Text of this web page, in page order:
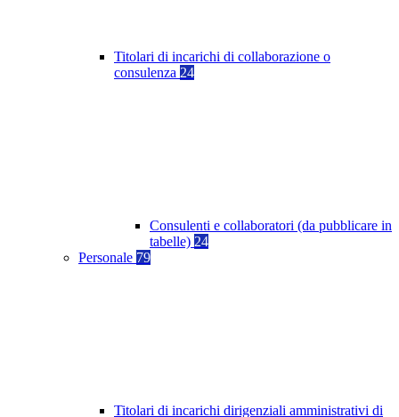
Titolari di incarichi di collaborazione o
consulenza 24
Consulenti e collaboratori (da pubblicare in
tabelle) 24
Personale 79
Titolari di incarichi dirigenziali amministrativi di